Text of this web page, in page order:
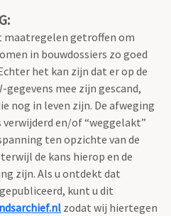
maatregelen getroffen om
in bouwdossiers zo goed
het kan zijn dat er op de
mee zijn gescand,
nog in leven zijn. De afweging
verwijderd en/of “weggelakt”
ten opzichte van de
de kans hierop en de
zijn. Als u ontdekt dat
kunt u dit
zodat wij hiertegen